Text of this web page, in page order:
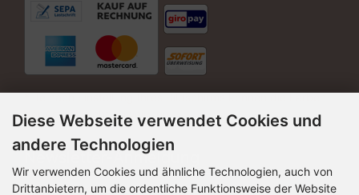
* Je nach Einstellung Ihres Bildschirms können die Farben
der Artikel leicht abweichen.
Newsletter-Anmeldung
E-Mail-Adresse:
Diese Webseite verwendet Cookies und
andere Technologien
Wir verwenden Cookies und ähnliche Technologien, auch von
Drittanbietern, um die ordentliche Funktionsweise der Website